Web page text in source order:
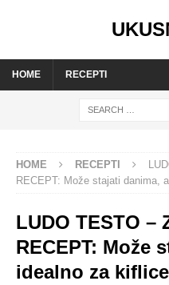
HOME RECEPTI
HOME RECEPTI
RECEPT: Može stajati danima,
LUDO TESTO –
RECEPT: Može
idealno za